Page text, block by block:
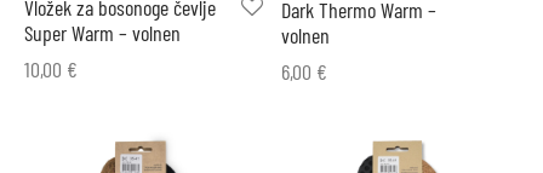
Vložek za bosonoge čevlje
Super Warm – volnen
10,00 €
Dark Thermo Warm –
volnen
6,00 €